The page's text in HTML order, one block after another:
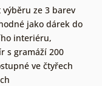
výběru ze 3 barev
jako dárek do
interiéru,
s gramáží 200
ve čtyřech